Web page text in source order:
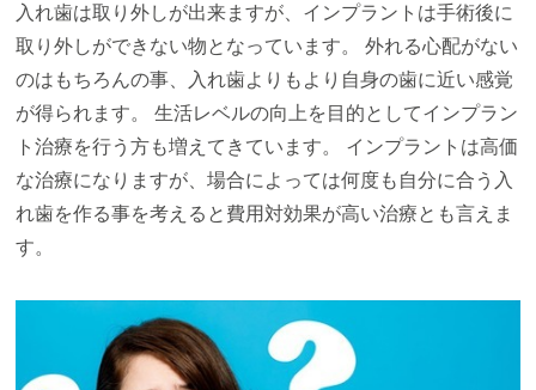
入れ歯は取り外しが出来ますが、インプラントは手術後に
取り外しができない物となっています。 外れる心配がない
のはもちろんの事、入れ歯よりもより自身の歯に近い感覚
が得られます。 生活レベルの向上を目的としてインプラン
ト治療を行う方も増えてきています。 インプラントは高価
な治療になりますが、場合によっては何度も自分に合う入
れ歯を作る事を考えると費用対効果が高い治療とも言えま
す。